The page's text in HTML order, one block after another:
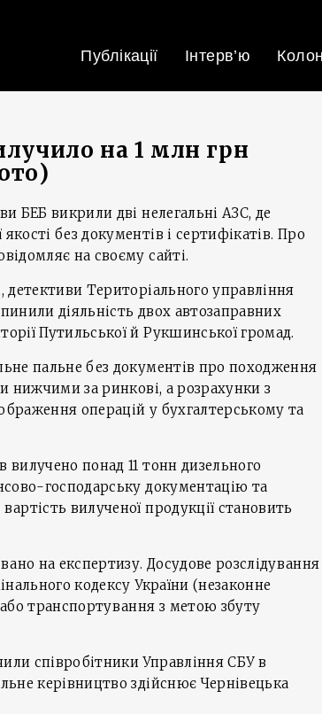
Публікації Інтерв’ю
на 1 млн грн
БЕБ викрили дві нелегальні АЗС, де
без документів і сертифікатів. Про
на своєму сайті.
детективи Територіального управління
діяльність двох автозаправних
Путильської й Рукшинської громад.
пальне без документів про походження
нижчими за ринкові, а розрахунки з
операцій у бухгалтерському та
вилучено понад 11 тонн дизельного
господарську документацію та
вилученої продукції становить
на експертизу. Досудове розслідування
кодексу України (незаконне
транспортування з метою збуту
співробітники Управління СБУ в
керівництво здійснює Чернівецька